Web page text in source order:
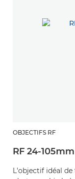
OBJECTIFS RF
RF 24-105mm
L'objectif idéal de